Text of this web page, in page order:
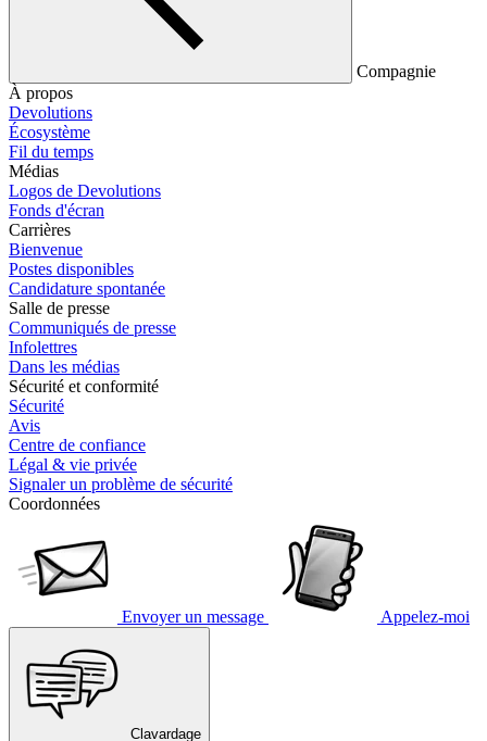
Compagnie
À propos
Devolutions
Écosystème
Fil du temps
Médias
Logos de Devolutions
Fonds d'écran
Carrières
Bienvenue
Postes disponibles
Candidature spontanée
Salle de presse
Communiqués de presse
Infolettres
Dans les médias
Sécurité et conformité
Sécurité
Avis
Centre de confiance
Légal & vie privée
Signaler un problème de sécurité
Coordonnées
Envoyer un message Appelez-moi
Clavardage